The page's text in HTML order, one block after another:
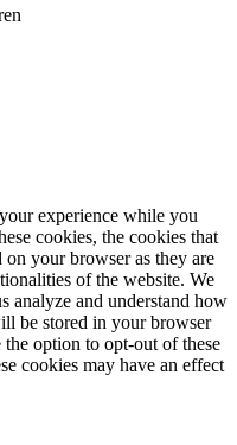
experience while you
cookies, the cookies that
on your browser as they are
of the website. We
analyze and understand how
be stored in your browser
option to opt-out of these
cookies may have an effect